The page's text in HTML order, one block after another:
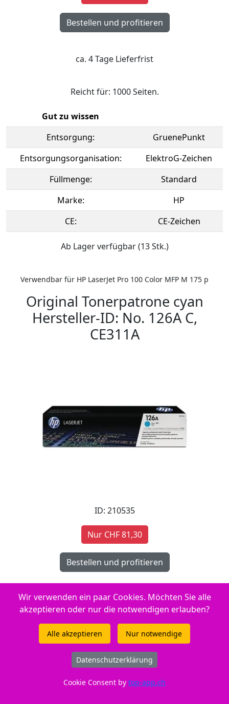
ca. 4 Tage Lieferfrist
Reicht für: 1000 Seiten.
Gut zu wissen
Entsorgung:
GruenePunkt
Entsorgungsorganisation:
ElektroG-Zeichen
Füllmenge:
Standard
Marke:
HP
CE:
CE-Zeichen
Ab Lager verfügbar (13 Stk.)
Verwendbar für HP LaserJet Pro 100 Color MFP M 175 p
Original Tonerpatrone cyan
Hersteller-ID: No. 126A C,
CE311A
ID: 210535
Nur CHF 81,30
ca. 4 Tage Lieferfrist
Reicht für: 1000 Seiten.
Gut zu wissen
Entsorgung:
GruenePunkt
Wir verwenden ein paar Cookies. Möchten Sie alle
akzeptieren oder nur die notwendigen erlauben?
Alle akzeptieren Nur notwendige
Datenschutzerklärung
Cookie Consent by top-app.ch